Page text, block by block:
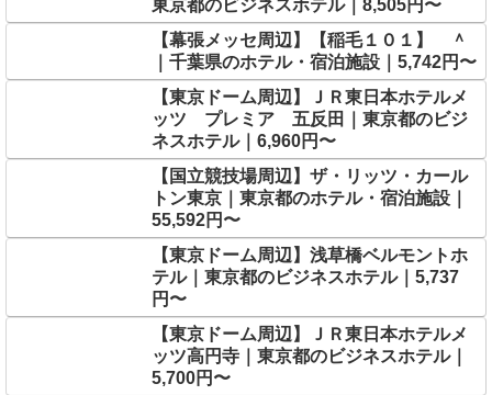
東京都のビジネスホテル｜8,505円〜
【幕張メッセ周辺】【稲毛１０１】 ＾
｜千葉県のホテル・宿泊施設｜5,742円〜
【東京ドーム周辺】ＪＲ東日本ホテルメ
ッツ プレミア 五反田｜東京都のビジ
ネスホテル｜6,960円〜
【国立競技場周辺】ザ・リッツ・カール
トン東京｜東京都のホテル・宿泊施設｜
55,592円〜
【東京ドーム周辺】浅草橋ベルモントホ
テル｜東京都のビジネスホテル｜5,737
円〜
【東京ドーム周辺】ＪＲ東日本ホテルメ
ッツ高円寺｜東京都のビジネスホテル｜
5,700円〜